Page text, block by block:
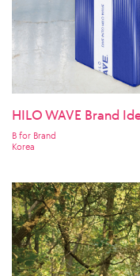
HILO WAVE Brand
B for Brand
Korea